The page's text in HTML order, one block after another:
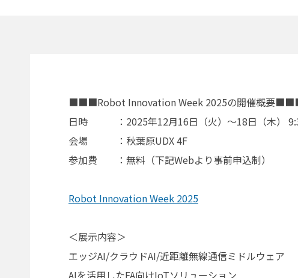
■■■Robot Innovation Week 2025の開催概要
日時 ：2025年12月16日（火）～18日（木）
会場 ：秋葉原UDX 4F
参加費 ：無料（下記Webより事前申込制）
Robot Innovation Week 2025
＜展示内容＞
エッジAI/クラウドAI/近距離無線通信ミドルウェア
AIを活用したFA向けIoTソリューション